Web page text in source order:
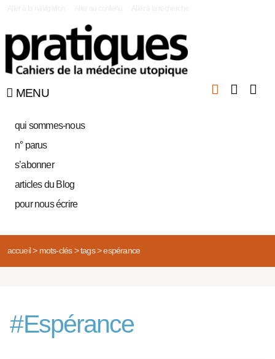
MENU
qui sommes-nous
n° parus
s’abonner
articles du Blog
pour nous écrire
accueil> mots-clés> tags> espérance
#Espérance